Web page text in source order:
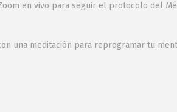
en vivo para seguir el protocolo del
una meditación para reprogramar tu